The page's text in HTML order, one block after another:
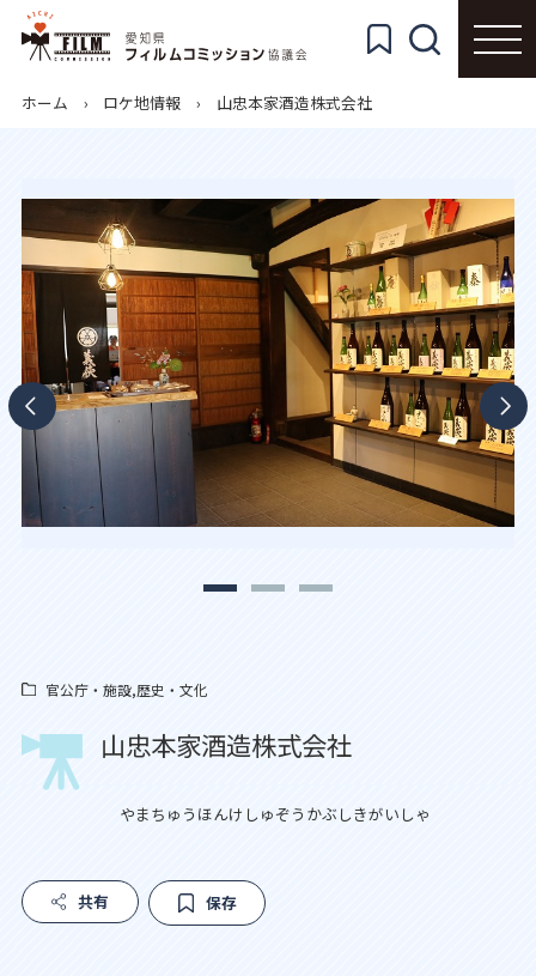
ホーム ロケ地情報 山忠本家酒造株式会社
官公庁・施設,歴史・文化
山忠本家酒造株式会社
やまちゅうほんけしゅぞうかぶしきがいしゃ
共有 保存